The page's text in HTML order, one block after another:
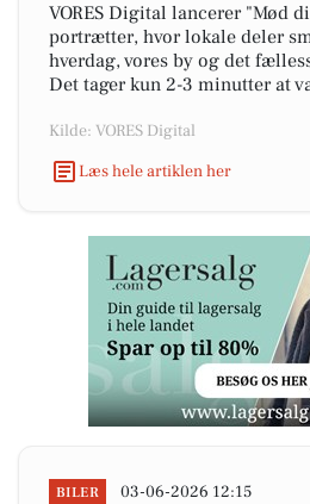
VORES Digital lancerer "Mød
portrætter, hvor lokale deler
hverdag, vores by og det
Det tager kun 2-3 minutter at
Kilde: VORES Digital
Læs hele artiklen her
BILER 03-06-2026 12:15